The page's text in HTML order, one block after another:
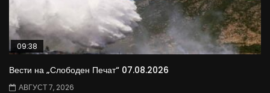
09:38
Вести на „Слободен Печат“ 07.08.2026
АВГУСТ 7, 2026